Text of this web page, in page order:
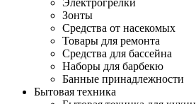
Электрогрелки
Зонты
Средства от насекомых
Товары для ремонта
Средства для бассейна
Наборы для барбекю
Банные принадлежности
Бытовая техника